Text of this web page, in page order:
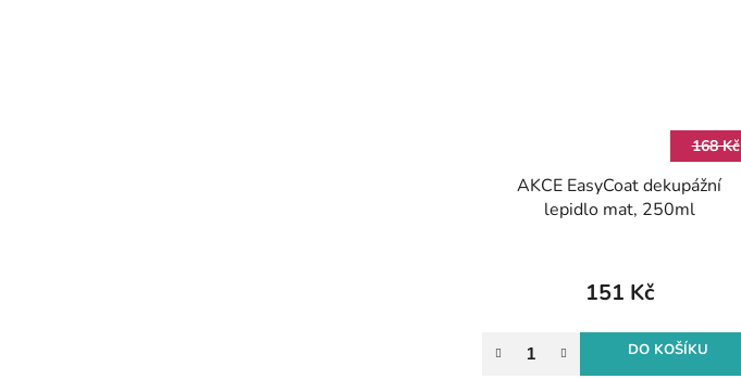
168 Kč
AKCE EasyCoat dekupážní
lepidlo mat, 250ml
151 Kč
DO KOŠÍKU